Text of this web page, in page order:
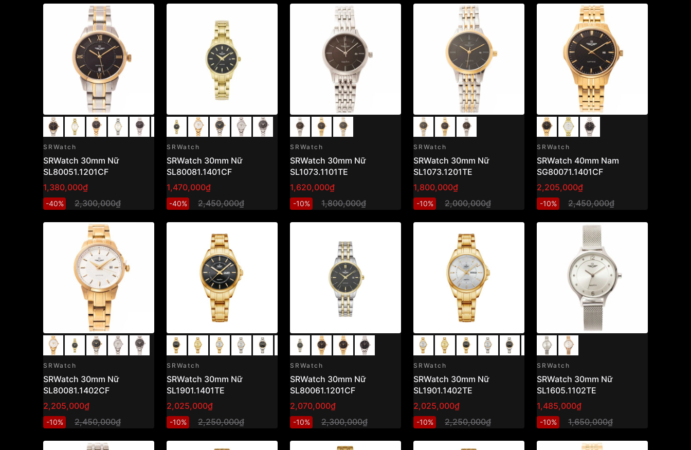
SRWatch
SRWatch 30mm Nữ
SL80051.1201CF
1,380,000₫
-40% 2,300,000₫
SRWatch
SRWatch 30mm Nữ
SL80081.1401CF
1,470,000₫
-40% 2,450,000₫
SRWatch
SRWatch 30mm Nữ
SL1073.1101TE
1,620,000₫
-10% 1,800,000₫
SRWatch
SRWatch 30mm Nữ
SL1073.1201TE
1,800,000₫
-10% 2,000,000₫
SRWatch
SRWatch 40mm Nam
SG80071.1401CF
2,205,000₫
-10% 2,450,000₫
SRWatch
SRWatch 30mm Nữ
SL80081.1402CF
2,205,000₫
-10% 2,450,000₫
SRWatch
SRWatch 30mm Nữ
SL1901.1401TE
2,025,000₫
-10% 2,250,000₫
SRWatch
SRWatch 30mm Nữ
SL80061.1201CF
2,070,000₫
-10% 2,300,000₫
SRWatch
SRWatch 30mm Nữ
SL1901.1402TE
2,025,000₫
-10% 2,250,000₫
SRWatch
SRWatch 30mm Nữ
SL1605.1102TE
1,485,000₫
-10% 1,650,000₫